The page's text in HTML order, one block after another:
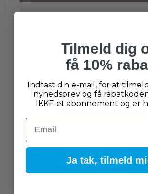
Tilmeld dig
få 10%
Indtast din e-mail, for at
nyhedsbrev og få
IKKE et abonnement og er
Email
Ja tak, tilmeld